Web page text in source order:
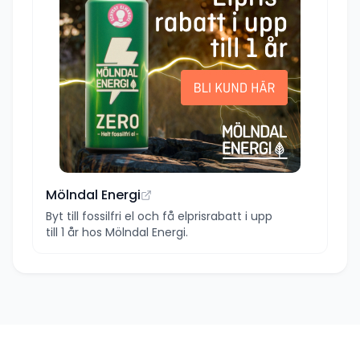
Mölndal Energi
Byt till fossilfri el och få elprisrabatt i upp
till 1 år hos Mölndal Energi.